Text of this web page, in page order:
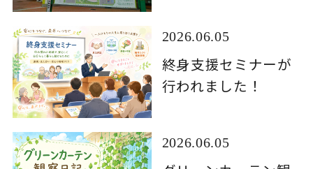
2026.06.05
終身支援セミナーが
行われました！
2026.06.05